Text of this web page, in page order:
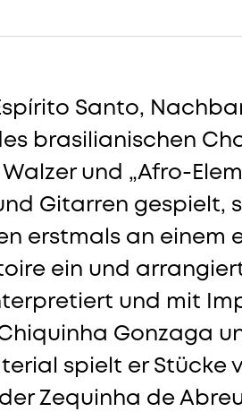
Santo,
brasilianischen
und „Afro-
Gitarren gespielt,
erstmals an einem
ein und
und mit
Gonzaga
spielt er Stücke
Zequinha de